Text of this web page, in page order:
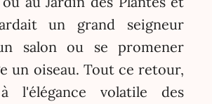
un grand seigneur
salon ou se promener
un oiseau. Tout ce retour,
l'élégance volatile des